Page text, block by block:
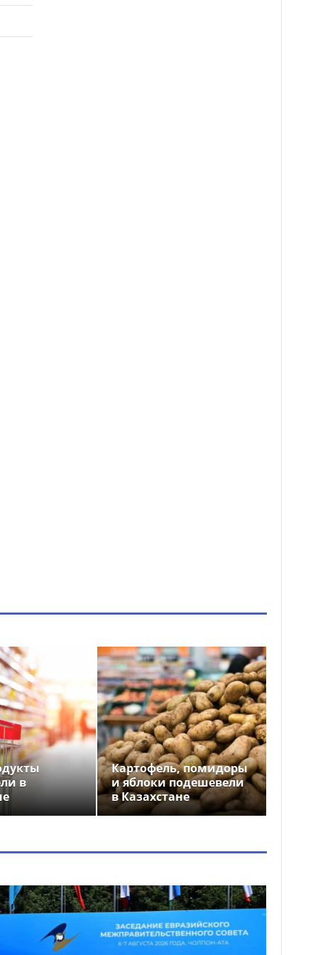
в
Картофель, помидоры
и яблоки подешевели
в Казахстане